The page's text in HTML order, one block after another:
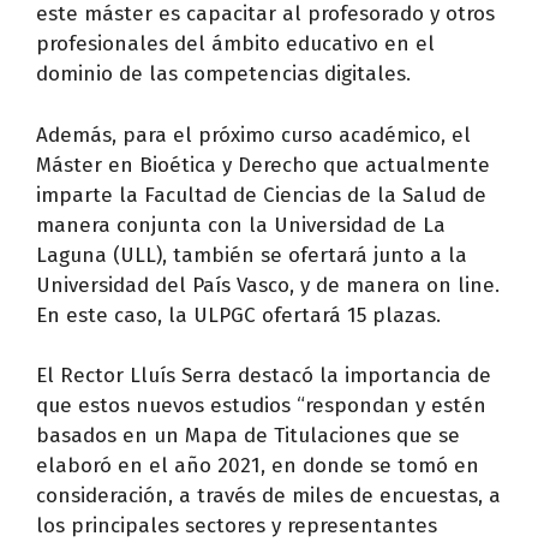
este máster es capacitar al profesorado y otros
profesionales del ámbito educativo en el
dominio de las competencias digitales.
Además, para el próximo curso académico, el
Máster en Bioética y Derecho que actualmente
imparte la Facultad de Ciencias de la Salud de
manera conjunta con la Universidad de La
Laguna (ULL), también se ofertará junto a la
Universidad del País Vasco, y de manera on line.
En este caso, la ULPGC ofertará 15 plazas.
El Rector Lluís Serra destacó la importancia de
que estos nuevos estudios “respondan y estén
basados en un Mapa de Titulaciones que se
elaboró en el año 2021, en donde se tomó en
consideración, a través de miles de encuestas, a
los principales sectores y representantes